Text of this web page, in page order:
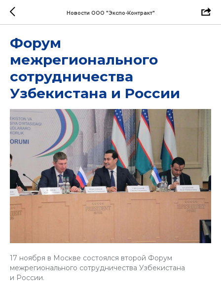
Новости ООО "Экспо-Контракт"
Форум
межрегионального
сотрудничества
Узбекистана и России
17 ноября в Москве состоялся второй Форум
межрегионального сотрудничества Узбекистана
и России.